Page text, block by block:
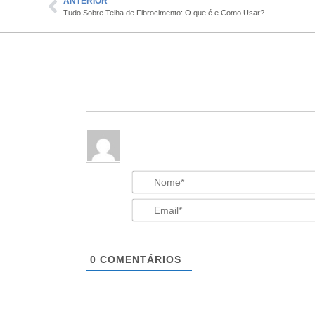
Tudo Sobre Telha de Fibrocimento: O que é e Como Usar?
0 COMENTÁRIOS